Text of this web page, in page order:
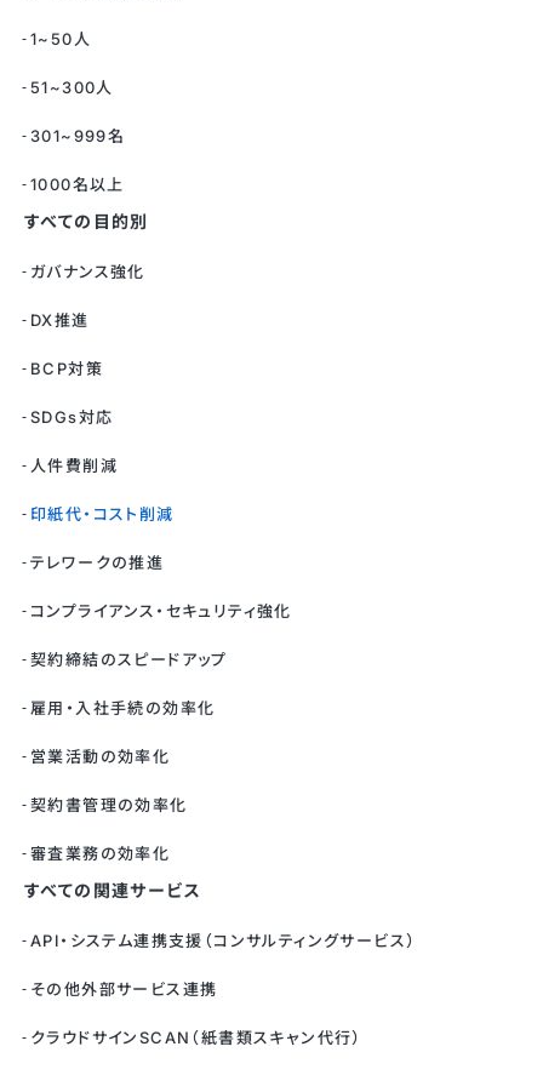
1~50人
51~300人
301~999名
1000名以上
すべての目的別
ガバナンス強化
DX推進
BCP対策
SDGs対応
人件費削減
印紙代・コスト削減
テレワークの推進
コンプライアンス・セキュリティ強化
契約締結のスピードアップ
雇用・入社手続の効率化
営業活動の効率化
契約書管理の効率化
審査業務の効率化
すべての関連サービス
API・システム連携支援（コンサルティングサービス）
その他外部サービス連携
クラウドサインSCAN（紙書類スキャン代行）